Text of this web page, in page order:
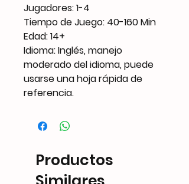
Jugadores: 1-4
Tiempo de Juego: 40-160 Min
Edad: 14+
Idioma: Inglés, manejo
moderado del idioma, puede
usarse una hoja rápida de
referencia.
Productos